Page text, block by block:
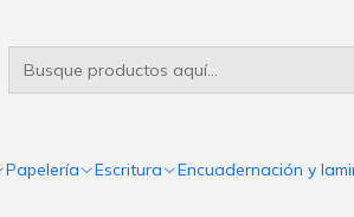
Papelería Escritura Encuadernación y